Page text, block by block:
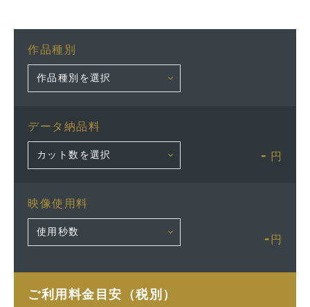
作品種別
データ納品料
- 円
映像使用料
- 円
ご利用料金目安（税別）